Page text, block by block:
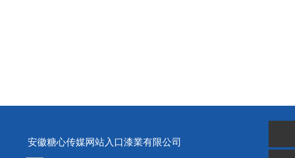
安徽糖心传媒网站入口漆業有限公司